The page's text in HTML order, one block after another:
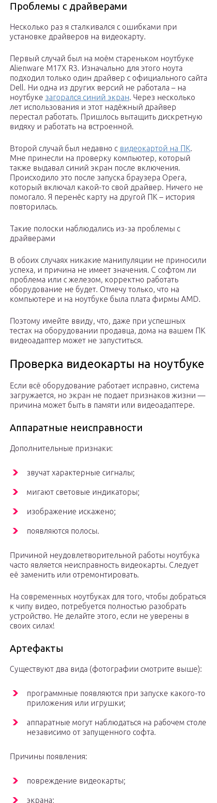
Проблемы с драйверами
Несколько раз я сталкивался с ошибками при
установке драйверов на видеокарту.
Первый случай был на моём стареньком ноутбуке
Alienware M17X R3. Изначально для этого ноута
подходил только один драйвер с официального сайта
Dell. Ни одна из других версий не работала – на
ноутбуке загорался синий экран. Через несколько
лет использования и этот надёжный драйвер
перестал работать. Пришлось вытащить дискретную
видяху и работать на встроенной.
Второй случай был недавно с видеокартой на ПК.
Мне принесли на проверку компьютер, который
также выдавал синий экран после включения.
Происходило это после запуска браузера Opera,
который включал какой-то свой драйвер. Ничего не
помогало. Я перенёс карту на другой ПК – история
повторилась.
Такие полоски наблюдались из-за проблемы с
драйверами
В обоих случаях никакие манипуляции не приносили
успеха, и причина не имеет значения. С софтом ли
проблема или с железом, корректно работать
оборудование не будет. Отмечу только, что на
компьютере и на ноутбуке была плата фирмы AMD.
Поэтому имейте ввиду, что, даже при успешных
тестах на оборудовании продавца, дома на вашем ПК
видеоадаптер может не запуститься.
Проверка видеокарты на ноутбуке
Если всё оборудование работает исправно, система
загружается, но экран не подает признаков жизни —
причина может быть в памяти или видеоадаптере.
Аппаратные неисправности
Дополнительные признаки:
звучат характерные сигналы;
мигают световые индикаторы;
изображение искажено;
появляются полосы.
Причиной неудовлетворительной работы ноутбука
часто является неисправность видеокарты. Следует
её заменить или отремонтировать.
На современных ноутбуках для того, чтобы добраться
к чипу видео, потребуется полностью разобрать
устройство. Не делайте этого, если не уверены в
своих силах!
Артефакты
Существуют два вида (фотографии смотрите выше):
программные появляются при запуске какого-то
приложения или игрушки;
аппаратные могут наблюдаться на рабочем столе
независимо от запущенного софта.
Причины появления:
повреждение видеокарты;
экрана;